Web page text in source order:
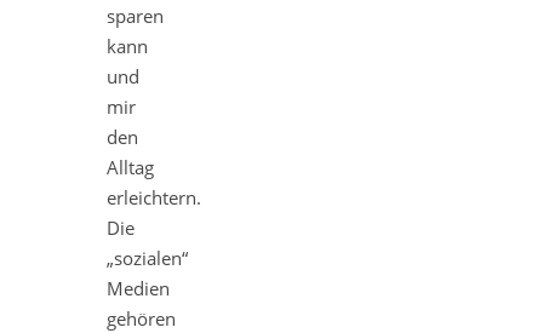
sparen
kann
und
mir
den
Alltag
erleichtern.
Die
„sozialen“
Medien
gehören